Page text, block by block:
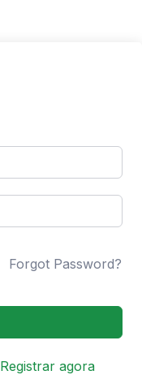
Forgot Password?
Registrar agora